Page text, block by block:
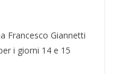
Francesco Giannetti
i giorni 14 e 15